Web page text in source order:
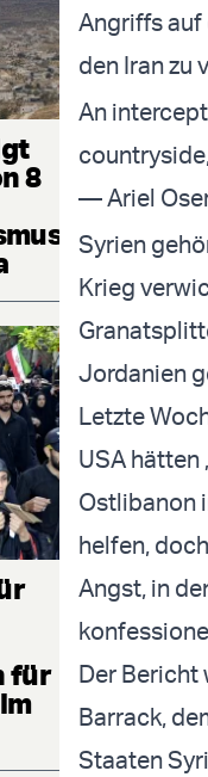
8
für
Angriffs auf
den Iran zu
An
Syrien
Krieg
Jordanien
Letzte
USA hätten
Ostlibanon
helfen,
Angst, in
Der Bericht
Barrack,
Staaten